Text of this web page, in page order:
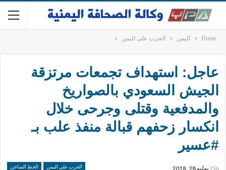
Home اليمن الحرب على اليمن
عاجل: استهداف تجمعات مرتزقة
الجيش السعودي بالصواريخ
والمدفعية وقتلى وجرحى خلال
انكسار زحفهم قبالة منفذ علب بـ
#عسير
الحرب على اليمن الخط الساخن On يوليو 28, 2018